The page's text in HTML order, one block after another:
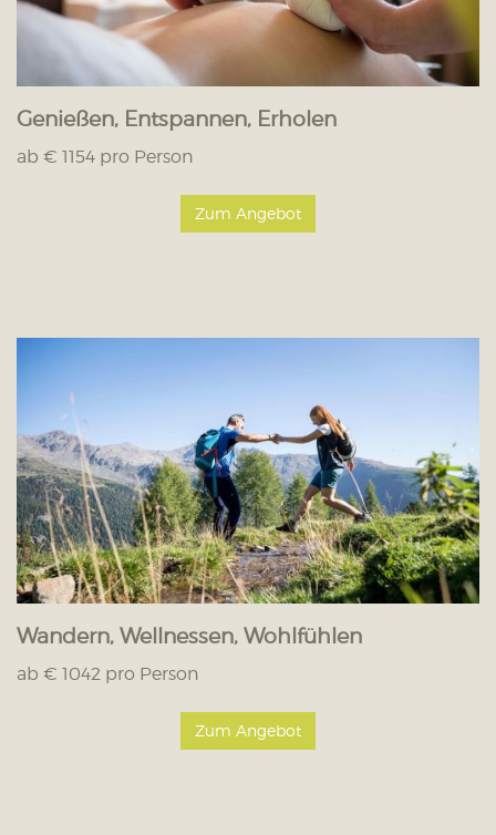
Genießen, Entspannen, Erholen
ab € 1154 pro Person
Zum Angebot
Wandern, Wellnessen, Wohlfühlen
ab € 1042 pro Person
Zum Angebot